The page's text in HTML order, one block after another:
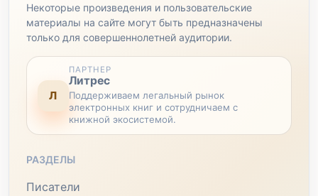
Некоторые произведения и пользовательские
материалы на сайте могут быть предназначены
только для совершеннолетней аудитории.
Л
ПАРТНЕР
Литрес
Поддерживаем легальный рынок
электронных книг и сотрудничаем с
книжной экосистемой.
РАЗДЕЛЫ
Писатели